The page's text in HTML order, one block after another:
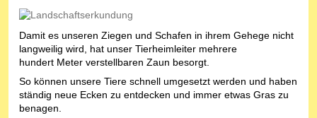
Damit es unseren Ziegen und Schafen in ihrem Gehege nicht
langweilig wird, hat unser Tierheimleiter mehrere
hundert Meter verstellbaren Zaun besorgt.
So können unsere Tiere schnell umgesetzt werden und haben
ständig neue Ecken zu entdecken und immer etwas Gras zu
benagen.